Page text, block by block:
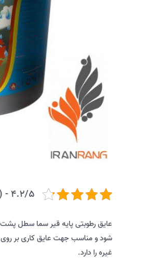
4.2/5 - (6 امتیاز)
عایق رطوبتی پایه قیر سما سطل پشت
شود و مناسب جهت عایق کاری بر روی
غیره را دارد.